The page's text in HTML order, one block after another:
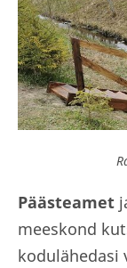
Päästeamet
meeskond
kodulähedasi